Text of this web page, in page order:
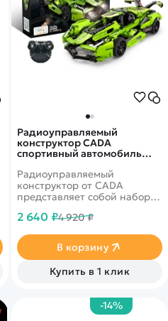
Радиоуправляемый
конструктор CADA
спортивный автомобиль
C51306W
Радиоуправляемый
конструктор от CADA
представляет собой набор
автомобиля Blade из 432
обладает высокой степенью
детализации и стильным
дизайном, проработанными
кабиной, решеткой
задними огнями.
2 640 ₽4 920 ₽
В корзину
Купить в 1 клик
-14%